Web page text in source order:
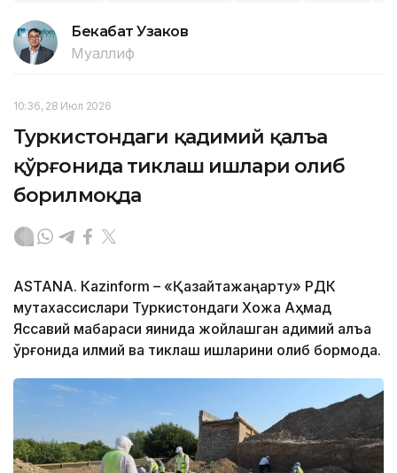
Бекабат Узаков
Муаллиф
10:36, 28 Июл 2026
Туркистондаги қадимий қалъа
қўрғонида тиклаш ишлари олиб
борилмоқда
ASTANА. Кazinform – «Қазқайтажаңарту» РДК
мутахассислари Туркистондаги Хожа Аҳмад
Яссавий мақбараси яқинида жойлашган қадимий қалъа
қўрғонида илмий ва тиклаш ишларини олиб бормоқда.